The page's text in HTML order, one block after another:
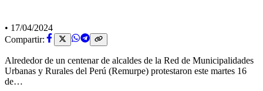
• 17/04/2024
Compartir:
Alrededor de un centenar de alcaldes de la Red de Municipalidades
Urbanas y Rurales del Perú (Remurpe) protestaron este martes 16
de…